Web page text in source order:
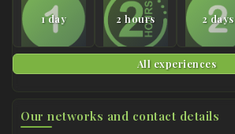
1 day 2 hours 2 days
All experiences
Our networks and contact details